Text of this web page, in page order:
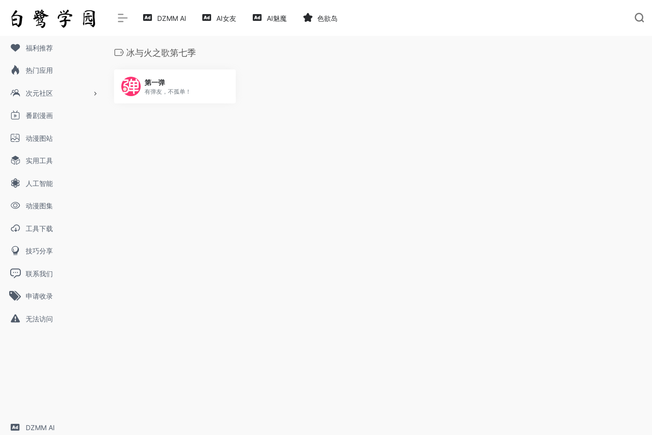
福利推荐
热门应用
次元社区
番剧漫画
动漫图站
实用工具
人工智能
动漫图集
工具下载
技巧分享
联系我们
申请收录
无法访问
DZMM AI
DZMM AI AI女友 AI魅魔 色欲岛
冰与火之歌第七季
第一弹
有弹友，不孤单！